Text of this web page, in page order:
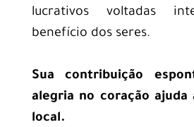
lucrativos voltadas
benefício dos seres.
Sua contribuição
alegria no coração
local.